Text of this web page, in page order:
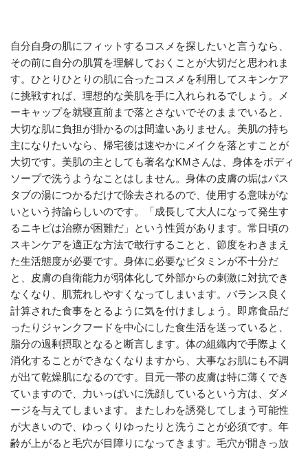
自分自身の肌にフィットするコスメを探したいと言うなら、
その前に自分の肌質を理解しておくことが大切だと思われま
す。ひとりひとりの肌に合ったコスメを利用してスキンケア
に挑戦すれば、理想的な美肌を手に入れられるでしょう。メ
ーキャップを就寝直前まで落とさないでそのままでいると、
大切な肌に負担が掛かるのは間違いありません。美肌の持ち
主になりたいなら、帰宅後は速やかにメイクを落とすことが
大切です。美肌の主としても著名なKMさんは、身体をボディ
ソープで洗うようなことはしません。身体の皮膚の垢はバス
タブの湯につかるだけで除去されるので、使用する意味がな
いという持論らしいのです。「成長して大人になって発生す
るニキビは治療が困難だ」という性質があります。常日頃の
スキンケアを適正な方法で敢行することと、節度をわきまえ
た生活態度が必要です。身体に必要なビタミンが不十分だ
と、皮膚の自衛能力が弱体化して外部からの刺激に対抗でき
なくなり、肌荒れしやすくなってしまいます。バランス良く
計算された食事をとるように気を付けましょう。即席食品だ
ったりジャンクフードを中心にした食生活を送っていると、
脂分の過剰摂取となると断言します。体の組織内で手際よく
消化することができなくなりますから、大事なお肌にも不調
が出て乾燥肌になるのです。目元一帯の皮膚は特に薄くでき
ていますので、力いっぱいに洗顔しているという方は、ダメ
ージを与えてしまいます。またしわを誘発してしまう可能性
が大きいので、ゆっくりゆったりと洗うことが必須です。年
齢が上がると毛穴が目障りになってきます。毛穴が開きっ放